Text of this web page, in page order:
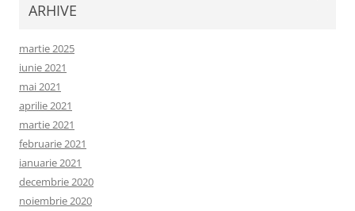
ARHIVE
martie 2025
iunie 2021
mai 2021
aprilie 2021
martie 2021
februarie 2021
ianuarie 2021
decembrie 2020
noiembrie 2020